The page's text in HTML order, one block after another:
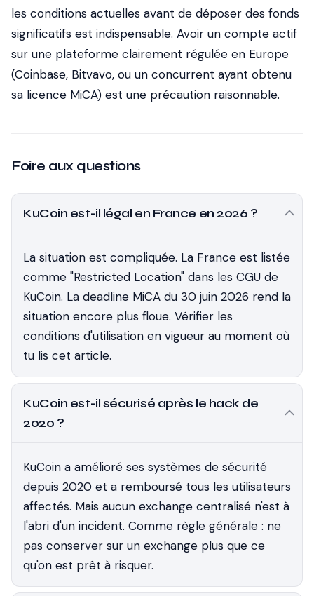
les conditions actuelles avant de déposer des fonds
significatifs est indispensable. Avoir un compte actif
sur une plateforme clairement régulée en Europe
(Coinbase, Bitvavo, ou un concurrent ayant obtenu
sa licence MiCA) est une précaution raisonnable.
Foire aux questions
KuCoin est-il légal en France en 2026 ?
La situation est compliquée. La France est listée
comme "Restricted Location" dans les CGU de
KuCoin. La deadline MiCA du 30 juin 2026 rend la
situation encore plus floue. Vérifier les
conditions d'utilisation en vigueur au moment où
tu lis cet article.
KuCoin est-il sécurisé après le hack de
2020 ?
KuCoin a amélioré ses systèmes de sécurité
depuis 2020 et a remboursé tous les utilisateurs
affectés. Mais aucun exchange centralisé n'est à
l'abri d'un incident. Comme règle générale : ne
pas conserver sur un exchange plus que ce
qu'on est prêt à risquer.